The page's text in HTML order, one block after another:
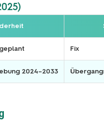
Fix
2024–2033